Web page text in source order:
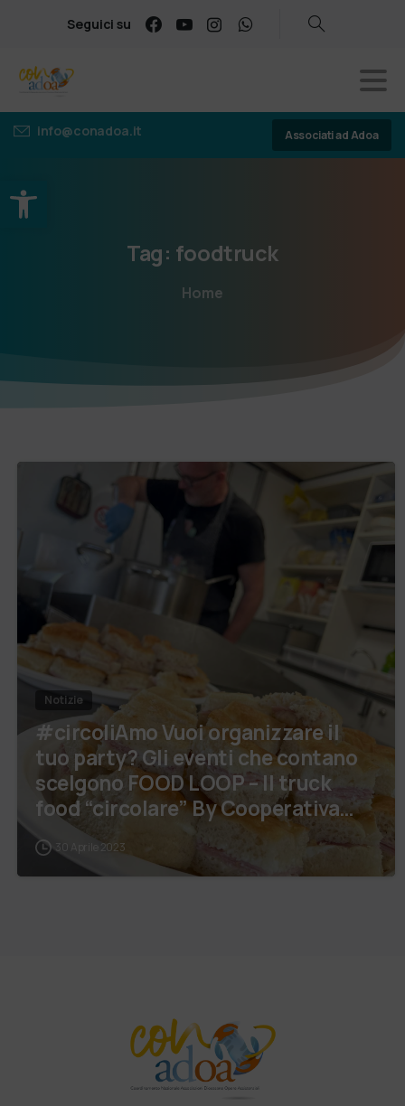
Apri la barra degli strumenti
Seguici su
info@conadoa.it Associati ad Adoa
Tag: foodtruck
Home
Notizie
#circoliAmo Vuoi organizzare il
tuo party? Gli eventi che contano
scelgono FOOD LOOP – Il truck
food “circolare” By Cooperativa
“IPiosi…
30 Aprile 2023